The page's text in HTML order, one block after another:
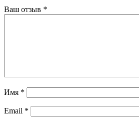
Ваш отзыв *
Имя *
Email *